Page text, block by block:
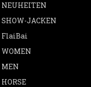
NEUHEITEN
SHOW-JACKEN
FlaiBai
WOMEN
MEN
HORSE